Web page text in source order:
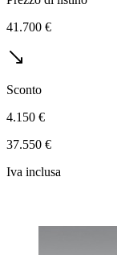
41.700 €
Sconto
4.150 €
37.550 €
Iva inclusa